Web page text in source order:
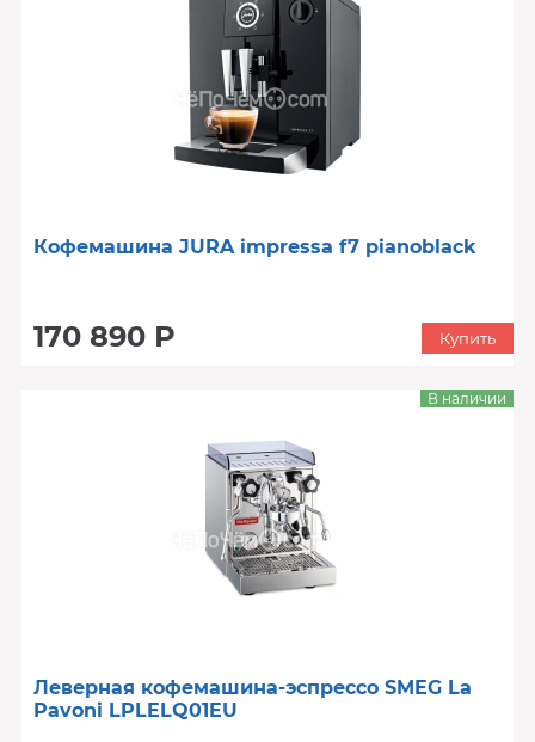
Кофемашина JURA impressa f7 pianoblack
170 890 Р Купить
Леверная кофемашина-эспрессо SMEG La
Pavoni LPLELQ01EU
В наличии